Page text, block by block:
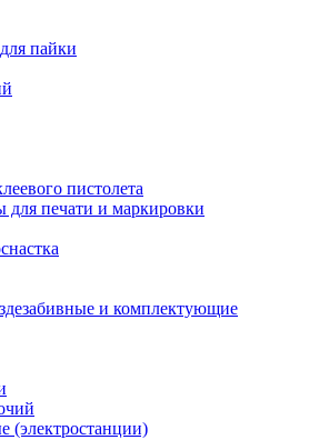
пайки
пистолета
для печати и маркировки
и комплектующие
(электростанции)